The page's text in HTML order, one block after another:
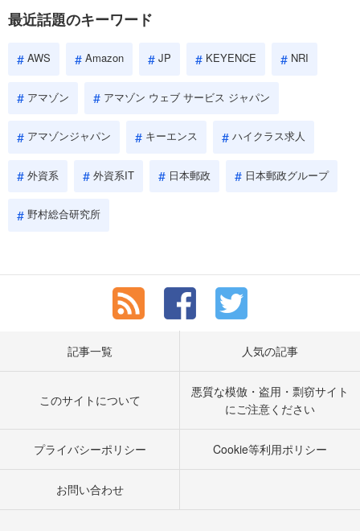
しょう。
最近話題のキーワード
AWS Amazon JP KEYENCE NRI
アマゾン アマゾン ウェブ サービス ジャパン
アマゾンジャパン キーエンス ハイクラス求人
外資系 外資系IT 日本郵政 日本郵政グループ
野村総合研究所
記事一覧 人気の記事
このサイトについて
悪質な模倣・盗用・剽窃サイト
にご注意ください
プライバシーポリシー Cookie等利用ポリシー
お問い合わせ